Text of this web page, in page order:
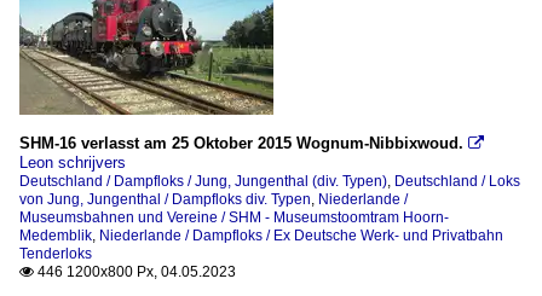
SHM-16 verlasst am 25 Oktober 2015 Wognum-Nibbixwoud. 
Leon schrijvers
Deutschland / Dampfloks / Jung, Jungenthal (div. Typen), Deutschland / Loks
von Jung, Jungenthal / Dampfloks div. Typen, Niederlande /
Museumsbahnen und Vereine / SHM - Museumstoomtram Hoorn-
Medemblik, Niederlande / Dampfloks / Ex Deutsche Werk- und Privatbahn
Tenderloks
 446 1200x800 Px, 04.05.2023